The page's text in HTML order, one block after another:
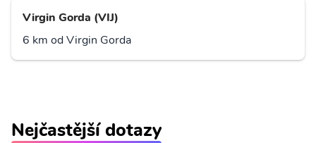
Virgin Gorda (VIJ)
6 km od Virgin Gorda
Nejčastější dotazy